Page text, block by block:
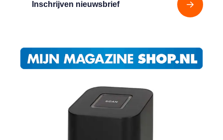
Inschrijven nieuwsbrief